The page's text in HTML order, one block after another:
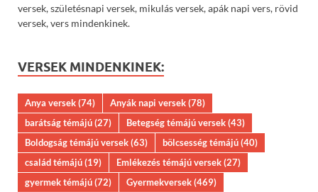
versek, születésnapi versek, mikulás versek, apák napi vers, rövid
versek, vers mindenkinek.
VERSEK MINDENKINEK:
Anya versek(74) Anyák napi versek(78)
barátság témájú(27) Betegség témájú versek(43)
Boldogság témájú versek(63) bölcsesség témájú(40)
család témájú(19) Emlékezés témájú versek(27)
gyermek témájú(72) Gyermekversek(469)